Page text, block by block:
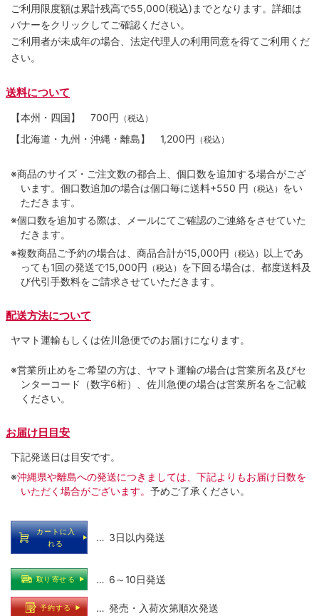
ご利用限度額は累計残高で55,000(税込)までとなります。詳細は
バナーをクリックしてご確認ください。
ご利用者が未成年の場合、法定代理人の利用同意を得てご利用くだ
さい。
送料について
【本州・四国】 700円 （税込）
【北海道・九州・沖縄・離島】 1,200円 （税込）
※商品のサイズ・ご注文数の都合上、個口数を追加する場合がござ
います。個口数追加の場合は個口毎に送料+550 円 （税込） をい
ただきます。
※個口数を追加する際は、メールにてご確認のご連絡をさせていた
だきます。
※複数商品ご予約の場合は、商品合計が15,000円 （税込） 以上であ
っても1回の発送で15,000円 （税込） を下回る場合は、都度送料及
び代引手数料をご請求させていただきます。
配送方法について
ヤマト運輸もしくは佐川急便でのお届けになります。
※営業所止めをご希望の方は、ヤマト運輸の場合は営業所名及びセ
ンターコード（数字6桁）、佐川急便の場合は営業所名をご記載
ください。
お届け日目安
下記発送日は目安です。
※沖縄県や離島への発送につきましては、下記よりもお届け日数を
いただく場合がございます。 予めご了承ください。
カートに入
れる
… 3日以内発送
取り寄せる … 6～10日発送
予約する … 発売・入荷次第順次発送